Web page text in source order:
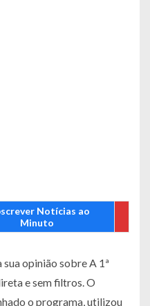
Notícias ao
Minuto
opinião sobre A 1ª
e sem filtros. O
o programa, utilizou